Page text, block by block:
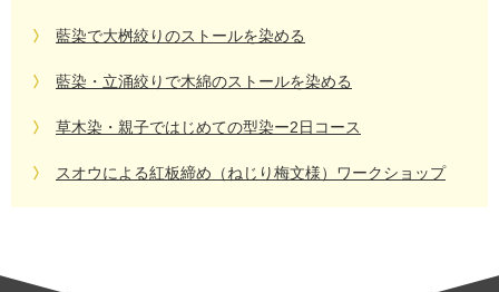
藍染で大桝絞りのストールを染める
藍染・立涌絞りで木綿のストールを染める
草木染・親子ではじめての型染ー2日コース
スオウによる紅板締め（ねじり梅文様）ワークショップ